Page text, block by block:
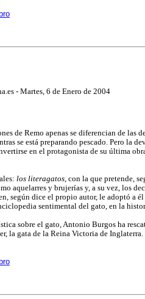
- Martes, 6 de Enero de 2004
de Remo apenas se diferencian de las
se está preparando pescado. Pero la
en el protagonista de su última
los literagatos, con la que pretende,
aquelarres y brujerías y, a su vez, los
según dice el propio autor, le adoptó a
sentimental del gato, en la
sobre el gato, Antonio Burgos ha
la gata de la Reina Victoria de Inglaterra.